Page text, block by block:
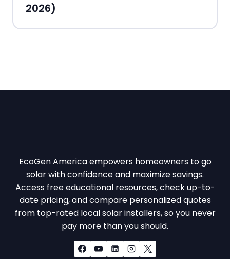
2026)
EcoGen America empowers homeowners to go
solar with confidence and maximize savings.
Access free educational resources, check up-to-
date pricing, and compare personalized quotes
from top-rated local solar installers, so you never
pay more than you should.